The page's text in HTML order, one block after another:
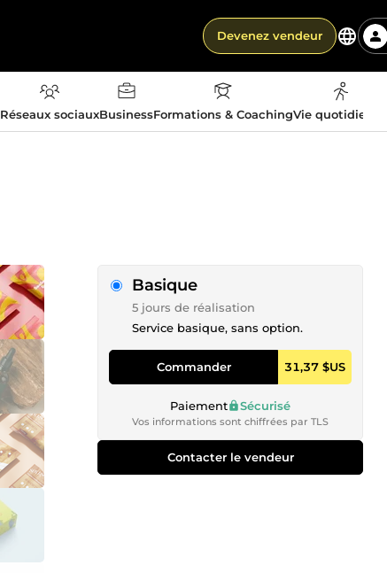
Devenez vendeur
Réseaux sociauxBusinessFormations & CoachingVie
Basique
5 jours de réalisation
Service basique, sans option.
Commander 31,37 $US
Paiement Sécurisé
Vos informations sont chiffrées par TLS
Contacter le vendeur